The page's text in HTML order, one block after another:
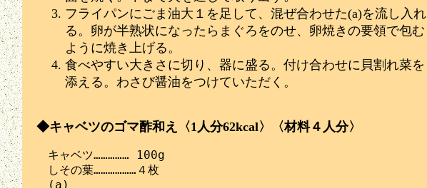
フライパンにごま油大１を足して、混ぜ合わせた(a)を流し入れ
る。卵が半熟状になったらまぐろをのせ、卵焼きの要領で包む
ように焼き上げる。
食べやすい大きさに切り、器に盛る。付け合わせに貝割れ菜を
添える。わさび醤油をつけていただく。
◆キャベツのゴマ酢和え〈1人分62kcal〉〈材料４人分〉
キャベツ…………… 100g
しその葉………………４枚
(a)